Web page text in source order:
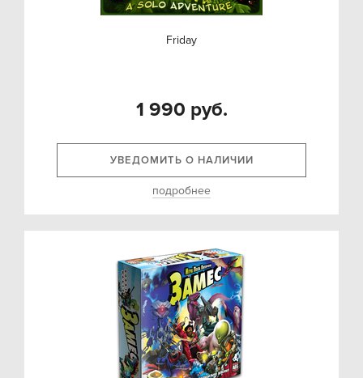
Friday
1 990 руб.
УВЕДОМИТЬ О НАЛИЧИИ
подробнее